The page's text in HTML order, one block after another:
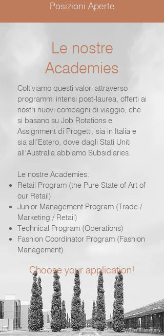
Posizioni Aperte
Le nostre
Academies
Coltiviamo questi valori attraverso
programmi intensi post-laurea, offerti ai
nostri nuovi compagni di viaggio, che
si basano su Job Rotations e
Assignment di Progetti, sia in Italia e
sia all’Estero, dove dagli Stati Uniti
all’Australia abbiamo Subsidiaries.
Le nostre Academies:
Retail Program (the Pure State of Art of
our Retail)
Junior Management Program (Trade /
Marketing / Retail)
Technical Program (Operations)
Fashion Coordinator Program (Fashion
Management)
Choose your application!